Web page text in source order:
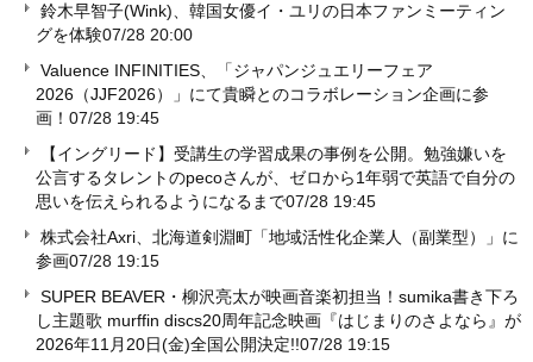
鈴木早智子(Wink)、韓国女優イ・ユリの日本ファンミーティン
グを体験07/28 20:00
Valuence INFINITIES、「ジャパンジュエリーフェア
2026（JJF2026）」にて貴瞬とのコラボレーション企画に参
画！ 07/28 19:45
【イングリード】受講生の学習成果の事例を公開。勉強嫌いを
公言するタレントのpecoさんが、ゼロから1年弱で英語で自分の
思いを伝えられるようになるまで07/28 19:45
株式会社Axri、北海道剣淵町「地域活性化企業人（副業型）」に
参画07/28 19:15
SUPER BEAVER・柳沢亮太が映画音楽初担当！sumika書き下ろ
し主題歌 murffin discs20周年記念映画『はじまりのさよなら』が
2026年11月20日(金)全国公開決定!!07/28 19:15